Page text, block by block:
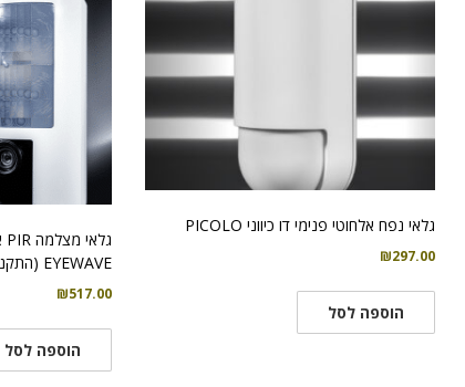
גלאי נפח אלחוטי פנימי דו כיווני PICOLO
₪297.00
הוספה לסל
EYEWAVE (התקנה פנימית)
₪517.00
הוספה לסל